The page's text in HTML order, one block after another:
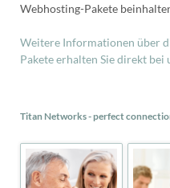
Webhosting-Pakete
Weitere Informationen über
Pakete erhalten Sie direkt bei
Titan Networks - perfect